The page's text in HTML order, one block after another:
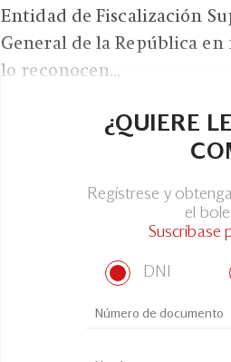
Entidad de Fiscalización
General de la República
lo reconocen...
¿QUIERE
Regístrese y
el
Suscríbase
DNI